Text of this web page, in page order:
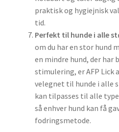
praktisk og hygiejnisk
tid.
Perfekt til hunde i alle
om du har en stor hund
en mindre hund, der har
stimulering, er AFP Lick
velegnet til hunde i alle
kan tilpasses til alle
så enhver hund kan få
fodringsmetode.